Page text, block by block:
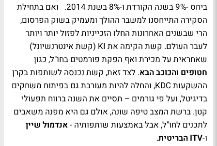
ביחס -9% בשנה הקורדת ו-8% בשנת 2014. ואם בתחילת
הסקירה התייחסנו למשבר ההולך ומעמיק בשוק הפרסום,
הרי שבשנים האחרונות החלו הזכייניות לפזול יותר ויותר
לעבר העולם. קשת הקימה את KI (קשת אינטרנשיונל)
שאחראית על מכירת ואף הפקת פורמטים בחו"ל, כגון
חטופים והכוכב הבא. לצד זאת, קשת נכנסה לשותפות בקרן
ההשקעותKDC, והחלה להיות מעורבת גם בפיתוח משחקים
בדיגיטל, ועל פי גורמים – תסיים את השנה ברווח תפעולי
קטן. ברשת המצב טיפה שונה, אולם גם היא מפנה משאבים
לתכנים לחו"ל, אבל באמצעות שותפותיה -אנדמול שיין
ו-ITV הבריטית.